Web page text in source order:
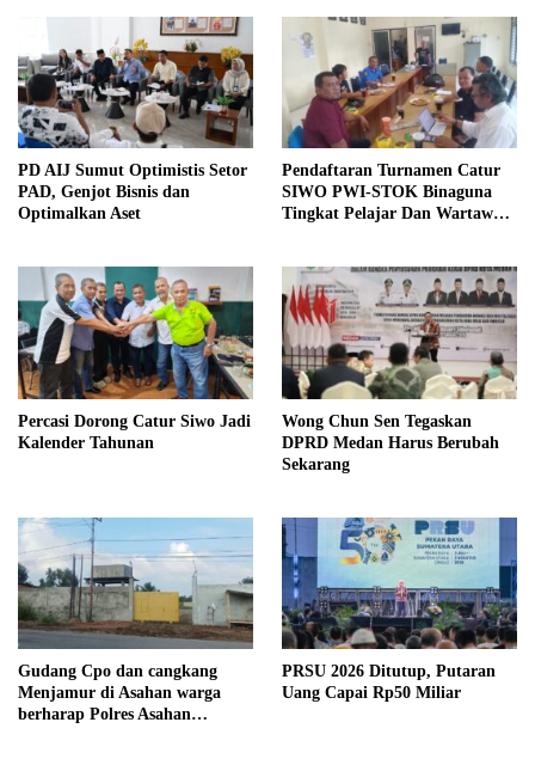
PD AIJ Sumut Optimistis Setor
PAD, Genjot Bisnis dan
Optimalkan Aset
Pendaftaran Turnamen Catur
SIWO PWI-STOK Binaguna
Tingkat Pelajar Dan Wartawan
Percasi Dorong Catur Siwo Jadi
Kalender Tahunan
Wong Chun Sen Tegaskan
DPRD Medan Harus Berubah
Sekarang
Gudang Cpo dan cangkang
Menjamur di Asahan warga
berharap Polres Asahan
PRSU 2026 Ditutup, Putaran
Uang Capai Rp50 Miliar